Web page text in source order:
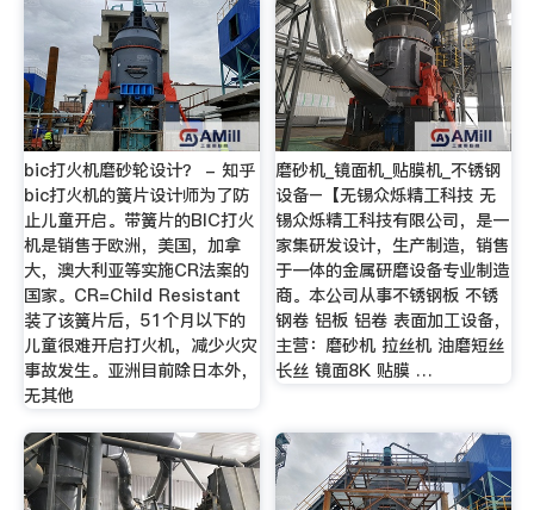
bic打火机磨砂轮设计？ - 知乎
bic打火机的簧片设计师为了防
止儿童开启。带簧片的BIC打火
机是销售于欧洲，美国，加拿
大，澳大利亚等实施CR法案的
国家。CR=Child Resistant
装了该簧片后，51个月以下的
儿童很难开启打火机，减少火灾
事故发生。亚洲目前除日本外，
无其他
磨砂机_镜面机_贴膜机_不锈钢
设备–【无锡众烁精工科技 无
锡众烁精工科技有限公司，是一
家集研发设计，生产制造，销售
于一体的金属研磨设备专业制造
商。本公司从事不锈钢板 不锈
钢卷 铝板 铝卷 表面加工设备，
主营：磨砂机 拉丝机 油磨短丝
长丝 镜面8K 贴膜 …